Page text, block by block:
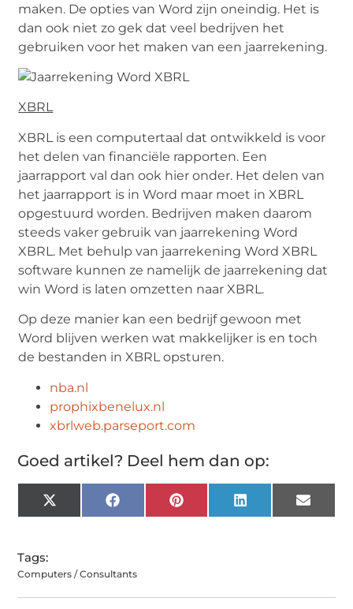
maken. De opties van Word zijn oneindig. Het is
dan ook niet zo gek dat veel bedrijven het
gebruiken voor het maken van een jaarrekening.
XBRL
XBRL is een computertaal dat ontwikkeld is voor
het delen van financiële rapporten. Een
jaarrapport val dan ook hier onder. Het delen van
het jaarrapport is in Word maar moet in XBRL
opgestuurd worden. Bedrijven maken daarom
steeds vaker gebruik van jaarrekening Word
XBRL. Met behulp van jaarrekening Word XBRL
software kunnen ze namelijk de jaarrekening dat
win Word is laten omzetten naar XBRL.
Op deze manier kan een bedrijf gewoon met
Word blijven werken wat makkelijker is en toch
de bestanden in XBRL opsturen.
nba.nl
prophixbenelux.nl
xbrlweb.parseport.com
Goed artikel? Deel hem dan op:
X
(Twitter)
Facebook Pinterest LinkedIn Email
Tags:
Computers / Consultants